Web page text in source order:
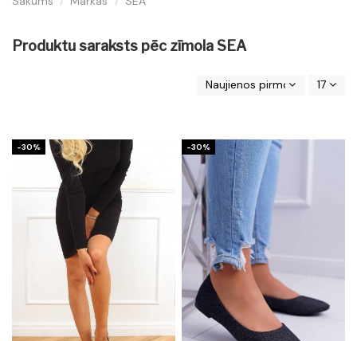
Produktu saraksts pēc zīmola SEA
Naujienos pirmos 17
-30% -30%